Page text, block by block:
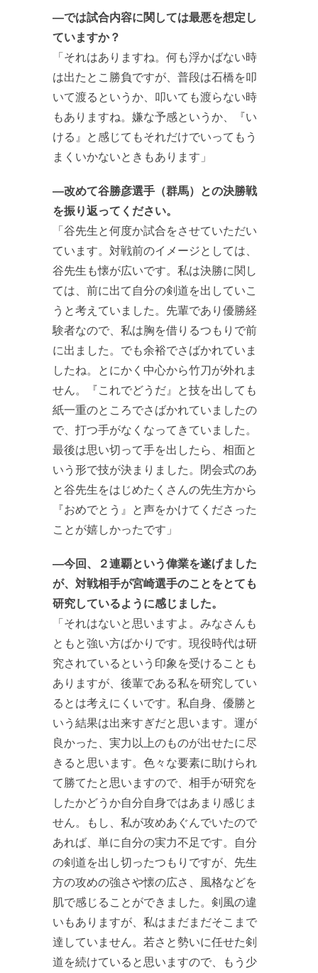
―では試合内容に関しては最悪を想定し
ていますか？
「それはありますね。何も浮かばない時
は出たとこ勝負ですが、普段は石橋を叩
いて渡るというか、叩いても渡らない時
もありますね。嫌な予感というか、『い
ける』と感じてもそれだけでいってもう
まくいかないときもあります」
―改めて谷勝彦選手（群馬）との決勝戦
を振り返ってください。
「谷先生と何度か試合をさせていただい
ています。対戦前のイメージとしては、
谷先生も懐が広いです。私は決勝に関し
ては、前に出て自分の剣道を出していこ
うと考えていました。先輩であり優勝経
験者なので、私は胸を借りるつもりで前
に出ました。でも余裕でさばかれていま
したね。とにかく中心から竹刀が外れま
せん。『これでどうだ』と技を出しても
紙一重のところでさばかれていましたの
で、打つ手がなくなってきていました。
最後は思い切って手を出したら、相面と
いう形で技が決まりました。閉会式のあ
と谷先生をはじめたくさんの先生方から
『おめでとう』と声をかけてくださった
ことが嬉しかったです」
―今回、２連覇という偉業を遂げました
が、対戦相手が宮崎選手のことをとても
研究しているように感じました。
「それはないと思いますよ。みなさんも
ともと強い方ばかりです。現役時代は研
究されているという印象を受けることも
ありますが、後輩である私を研究してい
るとは考えにくいです。私自身、優勝と
いう結果は出来すぎだと思います。運が
良かった、実力以上のものが出せたに尽
きると思います。色々な要素に助けられ
て勝てたと思いますので、相手が研究を
したかどうか自分自身ではあまり感じま
せん。もし、私が攻めあぐんでいたので
あれば、単に自分の実力不足です。自分
の剣道を出し切ったつもりですが、先生
方の攻めの強さや懐の広さ、風格などを
肌で感じることができました。剣風の違
いもありますが、私はまだまだそこまで
達していません。若さと勢いに任せた剣
道を続けていると思いますので、もう少